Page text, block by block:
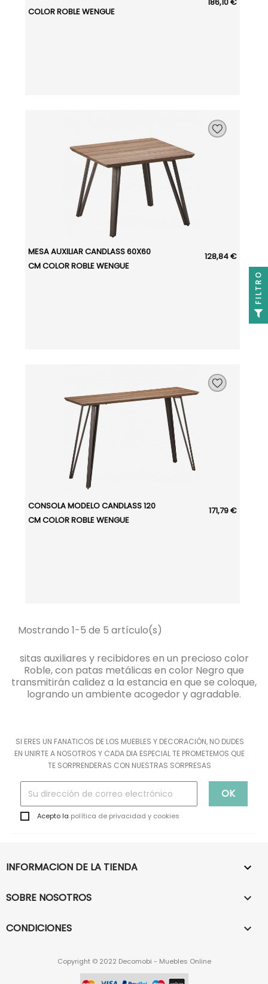
COLOR ROBLE WENGUE
MESA AUXILIAR CANDLASS 60X60
CM COLOR ROBLE WENGUE
128,84 €
CONSOLA MODELO CANDLASS 120
CM COLOR ROBLE WENGUE
171,79 €
Mostrando 1-5 de 5 artículo(s)
sitas auxiliares y recibidores en un precioso color
Roble, con patas metálicas en color Negro que
transmitirán calidez a la estancia en que se coloque,
logrando un ambiente acogedor y agradable.
SI ERES UN FANATICOS DE LOS MUEBLES Y DECORACIÓN, NO DUDES
EN UNIRTE A NOSOTROS Y CADA DIA ESPECIAL TE PROMETEMOS QUE
TE SORPRENDERAS CON NUESTRAS SORPRESAS
Acepto la política de privacidad y cookies
INFORMACION DE LA TIENDA 
SOBRE NOSOTROS 
CONDICIONES 
Copyright © 2022 Decomobi - Muebles Online
FILTRO